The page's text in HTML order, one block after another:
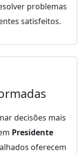
problemas
satisfeitos.
decisões mais
Presidente
oferecem